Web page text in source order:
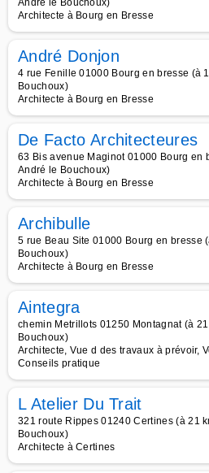
André le Bouchoux)
Architecte à Bourg en Bresse
André Donjon
4 rue Fenille 01000 Bourg en bresse (à
Bouchoux)
Architecte à Bourg en Bresse
De Facto Architecteures
63 Bis avenue Maginot 01000 Bourg en
André le Bouchoux)
Architecte à Bourg en Bresse
Archibulle
5 rue Beau Site 01000 Bourg en bresse
Bouchoux)
Architecte à Bourg en Bresse
Aintegra
chemin Metrillots 01250 Montagnat (à
Bouchoux)
Architecte, Vue d des travaux à prévoir,
Conseils pratique
L Atelier Du Trait
321 route Rippes 01240 Certines (à 21
Bouchoux)
Architecte à Certines